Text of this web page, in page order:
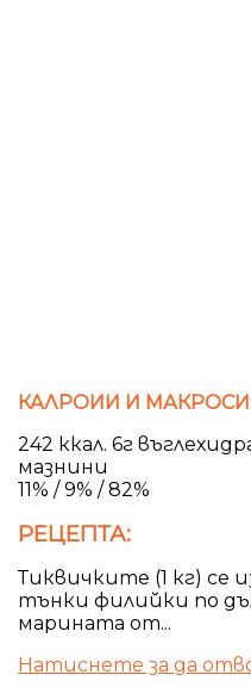
КАЛРОИИ И
242 ккал. 6г
мазнини
11% / 9% / 82%
РЕЦЕПТА:
Тиквичките (1 кг) се
тънки филийки по
марината от...
Натиснете за да